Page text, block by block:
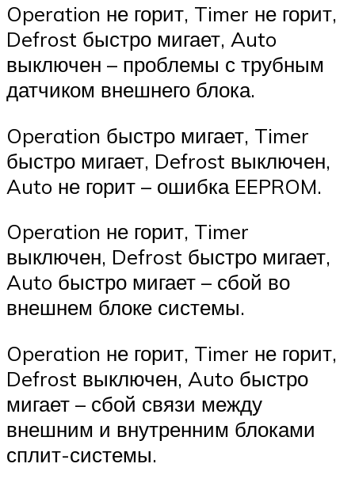
Operation не горит, Timer не горит,
Defrost быстро мигает, Auto
выключен – проблемы с трубным
датчиком внешнего блока.
Operation быстро мигает, Timer
быстро мигает, Defrost выключен,
Auto не горит – ошибка EEPROM.
Operation не горит, Timer
выключен, Defrost быстро мигает,
Auto быстро мигает – сбой во
внешнем блоке системы.
Operation не горит, Timer не горит,
Defrost выключен, Auto быстро
мигает – сбой связи между
внешним и внутренним блоками
сплит-системы.